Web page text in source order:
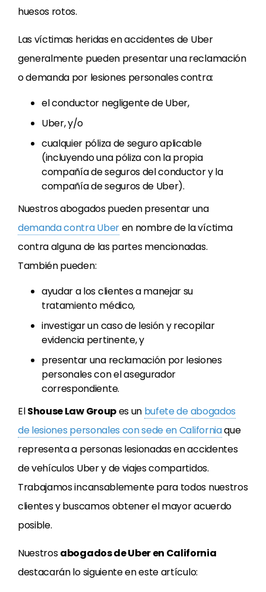
huesos rotos.
Las víctimas heridas en accidentes de Uber
generalmente pueden presentar una reclamación
o demanda por lesiones personales contra:
el conductor negligente de Uber,
Uber, y/o
cualquier póliza de seguro aplicable
(incluyendo una póliza con la propia
compañía de seguros del conductor y la
compañía de seguros de Uber).
Nuestros abogados pueden presentar una
demanda contra Uberen nombre de la víctima
contra alguna de las partes mencionadas.
También pueden:
ayudar a los clientes a manejar su
tratamiento médico,
investigar un caso de lesión y recopilar
evidencia pertinente, y
presentar una reclamación por lesiones
personales con el asegurador
correspondiente.
ElShouse Law Groupes un bufete de abogados
de lesiones personales con sede en Californiaque
representa a personas lesionadas en accidentes
de vehículos Uber y de viajes compartidos.
Trabajamos incansablemente para todos nuestros
clientes y buscamos obtener el mayor acuerdo
posible.
Nuestrosabogados de Uber en California
destacarán lo siguiente en este artículo: